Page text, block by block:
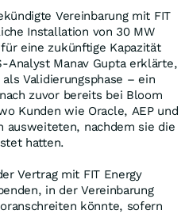
Vereinbarung mit FIT
Installation von 30 MW
eine zukünftige Kapazität
Analyst Manav Gupta erklärte,
Validierungsphase – ein
zuvor bereits bei Bloom
Kunden wie Oracle, AEP und
ausweiteten, nachdem sie die
hatten.
Vertrag mit FIT Energy
in der Vereinbarung
könnte, sofern